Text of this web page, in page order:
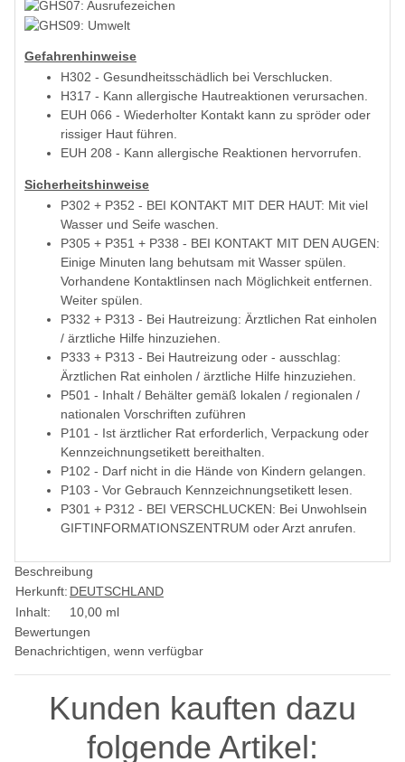
Gefahrenhinweise
H302 - Gesundheitsschädlich bei Verschlucken.
H317 - Kann allergische Hautreaktionen verursachen.
EUH 066 - Wiederholter Kontakt kann zu spröder oder
rissiger Haut führen.
EUH 208 - Kann allergische Reaktionen hervorrufen.
Sicherheitshinweise
P302 + P352 - BEI KONTAKT MIT DER HAUT: Mit viel
Wasser und Seife waschen.
P305 + P351 + P338 - BEI KONTAKT MIT DEN AUGEN:
Einige Minuten lang behutsam mit Wasser spülen.
Vorhandene Kontaktlinsen nach Möglichkeit entfernen.
Weiter spülen.
P332 + P313 - Bei Hautreizung: Ärztlichen Rat einholen
/ ärztliche Hilfe hinzuziehen.
P333 + P313 - Bei Hautreizung oder - ausschlag:
Ärztlichen Rat einholen / ärztliche Hilfe hinzuziehen.
P501 - Inhalt / Behälter gemäß lokalen / regionalen /
nationalen Vorschriften zuführen
P101 - Ist ärztlicher Rat erforderlich, Verpackung oder
Kennzeichnungsetikett bereithalten.
P102 - Darf nicht in die Hände von Kindern gelangen.
P103 - Vor Gebrauch Kennzeichnungsetikett lesen.
P301 + P312 - BEI VERSCHLUCKEN: Bei Unwohlsein
GIFTINFORMATIONSZENTRUM oder Arzt anrufen.
Beschreibung
Herkunft: DEUTSCHLAND
Inhalt:
10,00 ml
Bewertungen
Benachrichtigen, wenn verfügbar
Kunden kauften dazu
folgende Artikel: